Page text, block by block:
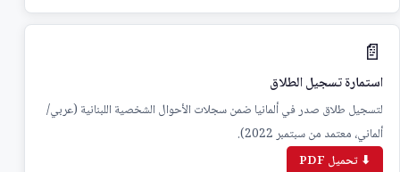
📄
استمارة تسجيل الطلاق
لتسجيل طلاق صدر في ألمانيا ضمن سجلات الأحوال الشخصية اللبنانية (عربي/
ألماني، معتمد من سبتمبر 2022).
⬇ تحميل PDF